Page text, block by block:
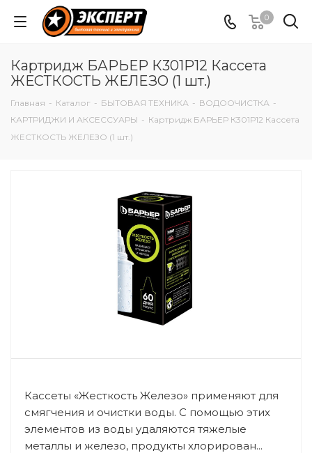
0
Картридж БАРЬЕР К301Р12 Кассета
ЖЕСТКОСТЬ ЖЕЛЕЗО (1 шт.)
Главная - Каталог - БЫТОВАЯ ТЕХНИКА - ВОДООЧИСТКА -
КАРТРИДЖИ И АКСЕССУАРЫ - Картридж БАРЬЕР К301Р12 Кассета
ЖЕСТКОСТЬ ЖЕЛЕЗО (1 шт.)
Кассеты «Жесткость Железо» применяют для
смягчения и очистки воды. С помощью этих
элементов из воды удаляются тяжелые
металлы и железо, продукты хлорирован...